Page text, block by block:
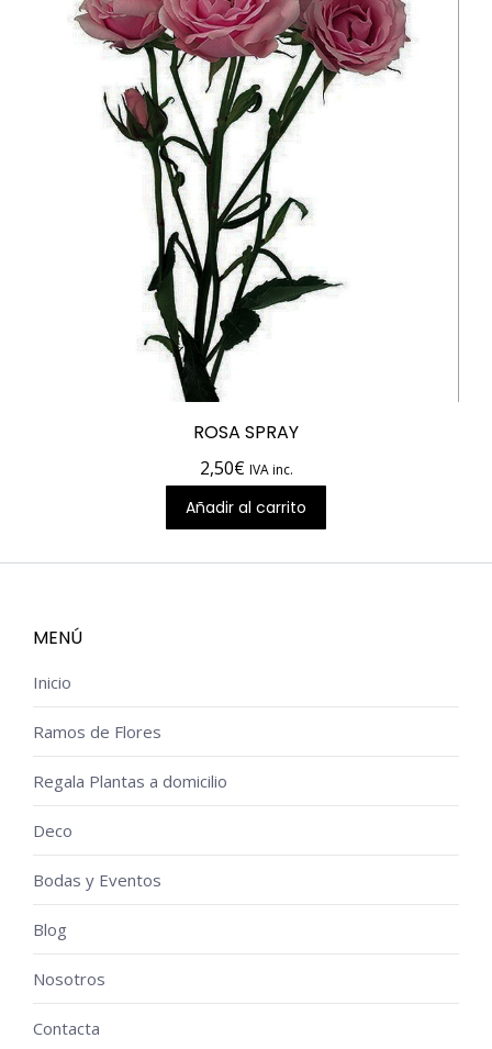
ROSA SPRAY
2,50€ IVA inc.
Añadir al carrito
MENÚ
Inicio
Ramos de Flores
Regala Plantas a domicilio
Deco
Bodas y Eventos
Blog
Nosotros
Contacta